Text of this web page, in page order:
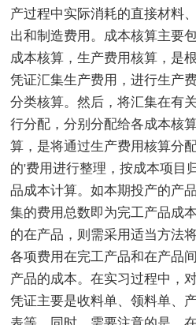
产过程中实际消耗的直接材料
出和制造费用。成本核算主要
成本核算，生产费用核算，是
凭证汇集生产费用，进行生产
分类核算。然后，将汇集在有
行分配，分别分配给各成本核
算，是将通过生产费用核算分
的'费用进行整理，按成本项目
品成本计算。如本期投产的产
集的费用总数即为完工产品成
的在产品，则需采用适当方法
各项费用在完工产品和在产品
产品的成本。在实习过程中，
凭证主要是收料单、领料单、